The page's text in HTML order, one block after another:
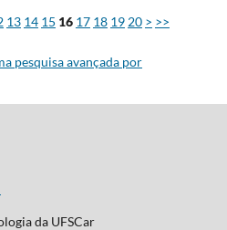
13 14 15 16 17 18 19 20 > >>
pesquisa avançada por
da UFSCar